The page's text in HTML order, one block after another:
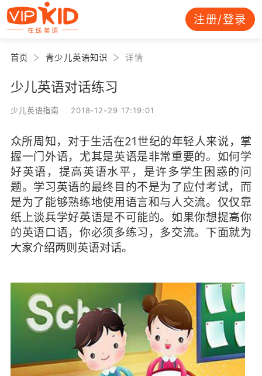
注册/登录
首页 青少儿英语知识 详情
少儿英语对话练习
少儿英语指南 2018-12-29 17:19:01
众所周知，对于生活在21世纪的年轻人来说，掌
握一门外语，尤其是英语是非常重要的。如何学
好英语，提高英语水平，是许多学生困惑的问
题。学习英语的最终目的不是为了应付考试，而
是为了能够熟练地使用语言和与人交流。仅仅靠
纸上谈兵学好英语是不可能的。如果你想提高你
的英语口语，你必须多练习，多交流。下面就为
大家介绍两则英语对话。